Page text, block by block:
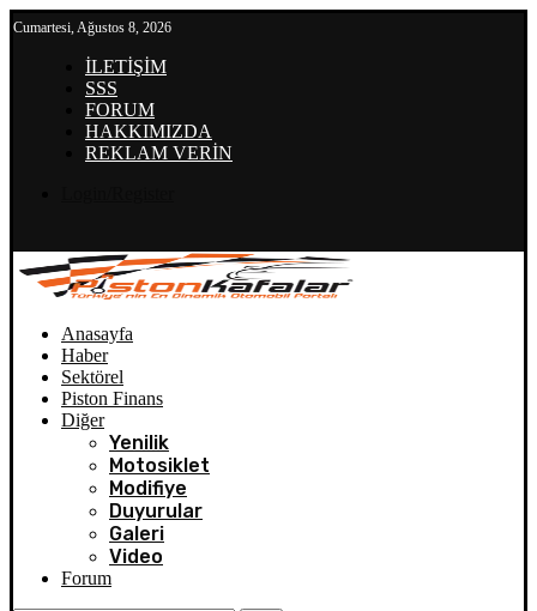
Cumartesi, Ağustos 8, 2026
İLETİŞİM
SSS
FORUM
HAKKIMIZDA
REKLAM VERİN
Anasayfa
Haber
Sektörel
Piston Finans
Diğer
Yenilik
Motosiklet
Modifiye
Duyurular
Galeri
Video
Forum